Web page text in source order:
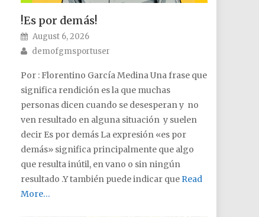
!Es por demás!
Posted on
August 6, 2026
Author
demofgmsportuser
Por : Florentino García Medina Una frase que
significa rendición es la que muchas
personas dicen cuando se desesperan y no
ven resultado en alguna situación y suelen
decir Es por demás La expresión «es por
demás» significa principalmente que algo
que resulta inútil, en vano o sin ningún
resultado .Y también puede indicar que Read
More…